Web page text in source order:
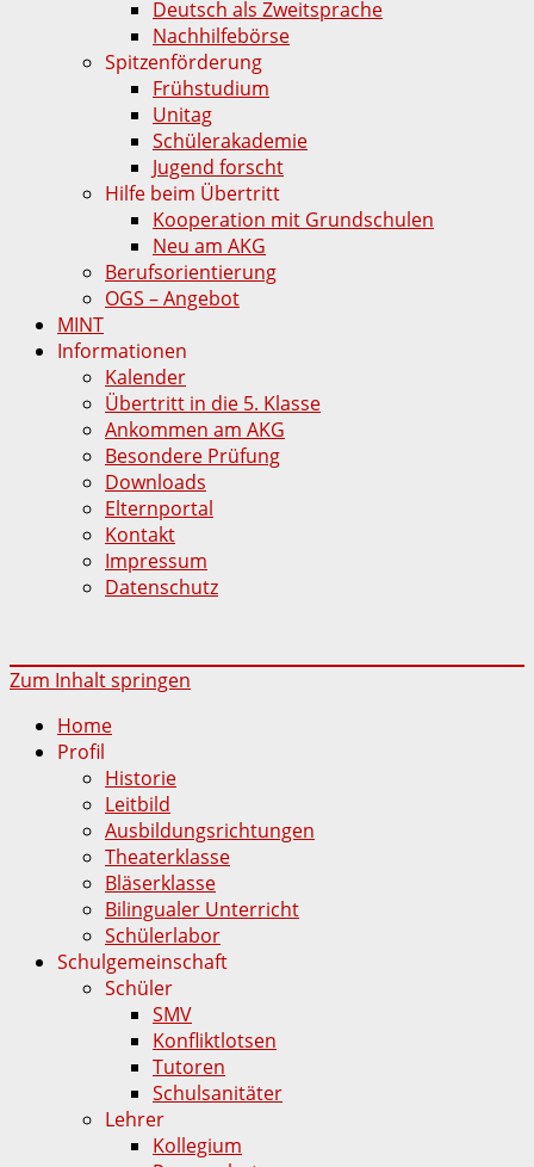
Deutsch als Zweitsprache
Nachhilfebörse
Spitzenförderung
Frühstudium
Unitag
Schülerakademie
Jugend forscht
Hilfe beim Übertritt
Kooperation mit Grundschulen
Neu am AKG
Berufsorientierung
OGS – Angebot
MINT
Informationen
Kalender
Übertritt in die 5. Klasse
Ankommen am AKG
Besondere Prüfung
Downloads
Elternportal
Kontakt
Impressum
Datenschutz
Zum Inhalt springen
Home
Profil
Historie
Leitbild
Ausbildungsrichtungen
Theaterklasse
Bläserklasse
Bilingualer Unterricht
Schülerlabor
Schulgemeinschaft
Schüler
SMV
Konfliktlotsen
Tutoren
Schulsanitäter
Lehrer
Kollegium